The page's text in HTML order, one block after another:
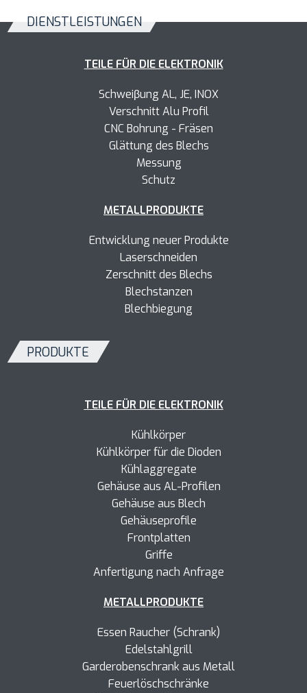
DIENSTLEISTUNGEN
TEILE FÜR DIE ELEKTRONIK
Schweiβung AL, JE, INOX
Verschnitt Alu Profil
CNC Bohrung - Fräsen
Glättung des Blechs
Messung
Schutz
METALLPRODUKTE
Entwicklung neuer Produkte
Laserschneiden
Zerschnitt des Blechs
Blechstanzen
Blechbiegung
PRODUKTE
TEILE FÜR DIE ELEKTRONIK
Kühlkörper
Kühlkörperfür die Dioden
Kühlaggregate
Gehäuse aus AL-Profilen
Gehäuse aus Blech
Gehäuseprofile
Frontplatten
Griffe
Anfertigung nach Anfrage
METALLPRODUKTE
Essen Raucher (Schrank)
Edelstahlgrill
Garderobenschrank aus Metall
Feuerlöschschränke